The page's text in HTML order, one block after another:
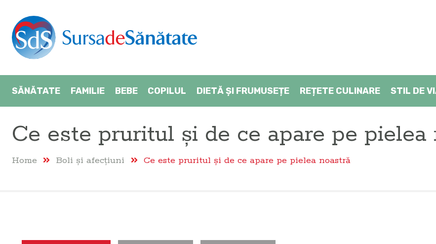
SĂNĂTATE FAMILIE BEBE COPILUL DIETĂ ŞI FRUMUSEȚE REȚETE CULINARE STIL DE
Ce este pruritul și de ce apare pe pielea
Home Boli şi afecţiuni Ce este pruritul și de ce apare pe pielea noastră